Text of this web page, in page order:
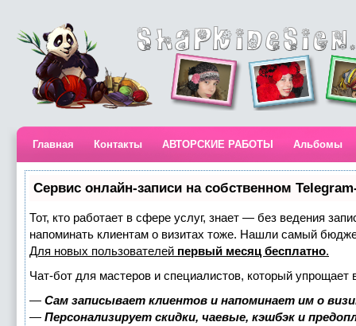
Главная Контакты АВТОРСКИЕ РАБОТЫ Альбомы
Сервис онлайн-записи на собственном
Тот, кто работает в сфере услуг, знает — без ведения
напоминать клиентам о визитах тоже. Нашли самый
Для новых пользователей первый месяц бесплатно.
Чат-бот для мастеров и специалистов, который упрощает
— Сам записывает клиентов и напоминает им о
— Персонализирует скидки, чаевые, кэшбэк и